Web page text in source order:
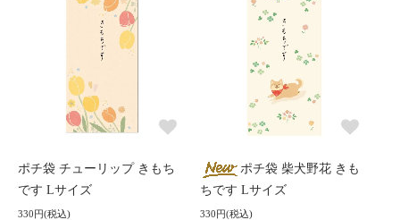
ポチ袋 チューリップ きもち
です Lサイズ
330円(税込)
ポチ袋 柴犬野花 きも
ちです Lサイズ
330円(税込)